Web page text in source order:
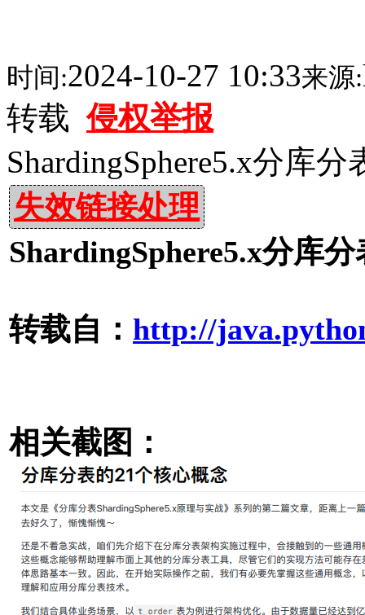
时间:2024-10-27 10:33来源:
转载侵权举报
ShardingSphere5.x分库
失效链接处理
ShardingSphere5.x分库
转载自： http://
相关截图：